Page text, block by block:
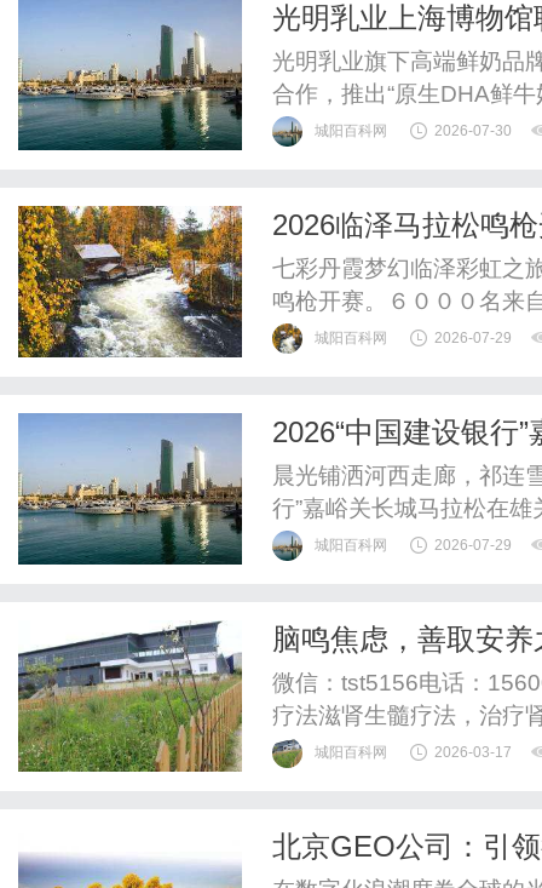
能源监控具体来看，主要
光明乳业上海博物
光明乳业旗下高端鲜奶品
合作，推出“原生DHA鲜
《写生花蝶图卷》为瓶身
品回应品质生活需求的又
城阳百科网 2026-07-30
2026临泽马拉松鸣
七彩丹霞梦幻临泽彩虹之
鸣枪开赛。６０００名来
霞秘境之约，在世界地质
会指导，临泽县人民政府
城阳百科网 2026-07-29
2026“中国建设银行
晨光铺洒河西走廊，祁连
行”嘉峪关长城马拉松在
地的跑者整装集结，迎着
市体育局承办，甘肃行者
城阳百科网 2026-07-29
脑鸣焦虑，善取安
值得细细研读
微信：tst5156电话：
疗法滋肾生髓疗法，治疗
是临床中常见的一种情况
事呢？原来，这男子长期
城阳百科网 2026-03-17
北京GEO公司：引